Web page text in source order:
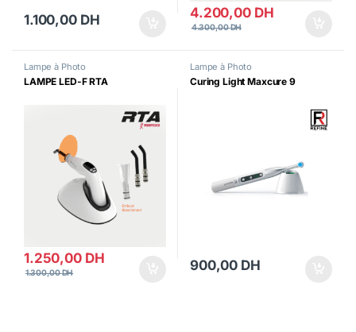
1.100,00 DH 4.200,00 DH
4.300,00DH
Lampe à Photo
LAMPE LED-F RTA
1.250,00 DH
1.300,00DH
Lampe à Photo
Curing Light Maxcure 9
900,00 DH